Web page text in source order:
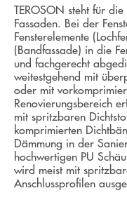
TEROSON steht für
Fassaden. Bei der
Fensterelemente
(Bandfassade) in die
und fachgerecht
weitestgehend mit
oder mit
Renovierungsbereich
mit spritzbaren
komprimierten
Dämmung in der
hochwertigen PU
wird meist mit
Anschlussprofilen